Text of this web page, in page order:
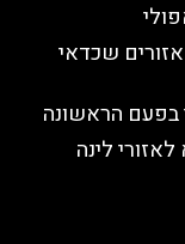
שכדאי
בפעם הראשונה
לינה